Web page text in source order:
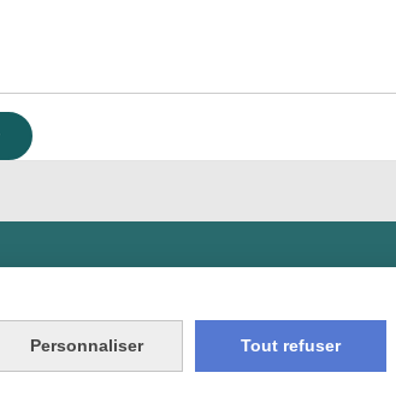
Personnaliser Tout refuser